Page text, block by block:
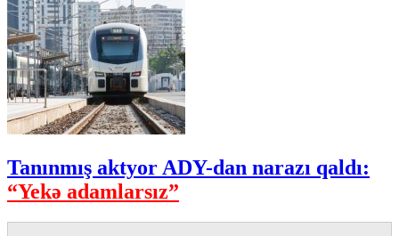
Tanınmış aktyor ADY-dan narazı qaldı:
“Yekə adamlarsız”